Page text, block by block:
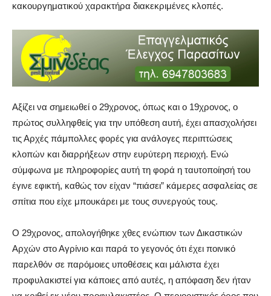
κακουργηματικού χαρακτήρα διακεκριμένες κλοπές.
Αξίζει να σημειωθεί ο 29χρονος, όπως και ο 19χρονος, ο
πρώτος συλληφθείς για την υπόθεση αυτή, έχει απασχολήσει
τις Αρχές πάμπολλες φορές για ανάλογες περιπτώσεις
κλοπών και διαρρήξεων στην ευρύτερη περιοχή. Ενώ
σύμφωνα με πληροφορίες αυτή τη φορά η ταυτοποίησή του
έγινε εφικτή, καθώς τον είχαν “πιάσει” κάμερες ασφαλείας σε
σπίτια που είχε μπουκάρει με τους συνεργούς τους.
Ο 29χρονος, απολογήθηκε χθες ενώπιον των Δικαστικών
Αρχών στο Αγρίνιο και παρά το γεγονός ότι έχει ποινικό
παρελθόν σε παρόμοιες υποθέσεις και μάλιστα έχει
προφυλακιστεί για κάποιες από αυτές, η απόφαση δεν ήταν